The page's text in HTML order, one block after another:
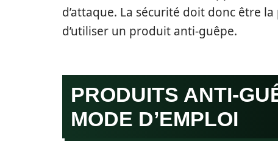
d’attaque. La sécurité doit donc être
d’utiliser un produit anti-guêpe.
PRODUITS ANTI-
MODE D’EMPLOI